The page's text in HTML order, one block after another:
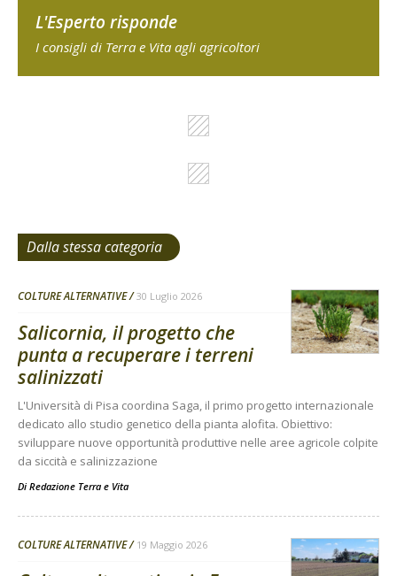
L'Esperto risponde
I consigli di Terra e Vita agli agricoltori
Dalla stessa categoria
COLTURE ALTERNATIVE 30 Luglio 2026
Salicornia, il progetto che
punta a recuperare i terreni
salinizzati
L'Università di Pisa coordina Saga, il primo progetto internazionale
dedicato allo studio genetico della pianta alofita. Obiettivo:
sviluppare nuove opportunità produttive nelle aree agricole colpite
da siccità e salinizzazione
Di Redazione Terra e Vita
COLTURE ALTERNATIVE 19 Maggio 2026